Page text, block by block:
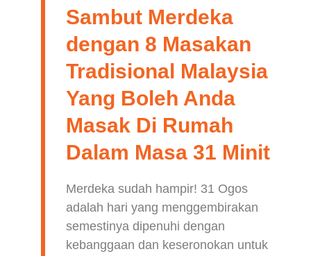
Sambut Merdeka
dengan 8 Masakan
Tradisional Malaysia
Yang Boleh Anda
Masak Di Rumah
Dalam Masa 31 Minit
Merdeka sudah hampir! 31 Ogos
adalah hari yang menggembirakan
semestinya dipenuhi dengan
kebanggaan dan keseronokan untuk